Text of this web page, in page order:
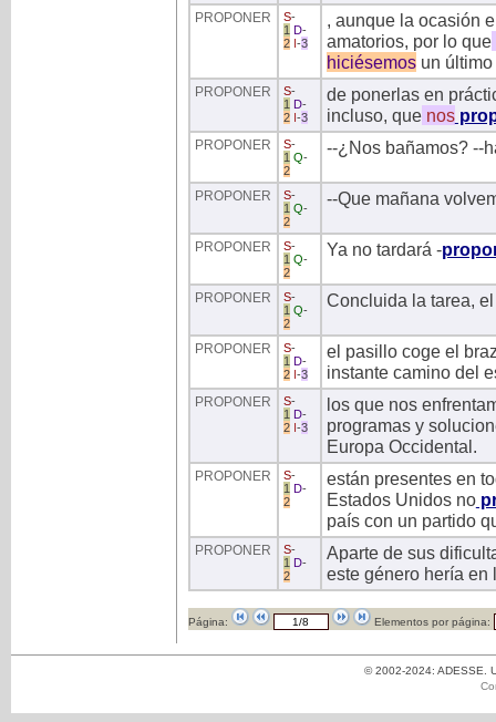
PROPONER S-
1
D-
2 -3
, aunque la ocasión
amatorios, por lo que
hiciésemosun último
PROPONER S-
1
D-
2 -3
de ponerlas en
incluso, quenos
PROPONER S-
1 Q-
2
--¿Nos bañamos? --
PROPONER S-
1 Q-
2
--Que mañana
PROPONER S-
1 Q-
2
Ya no tardará -
PROPONER S-
1 Q-
2
Concluida la tarea,
PROPONER S-
1
D-
2 -3
el pasillo coge el
instante camino del
PROPONER S-
1
D-
2 -3
los que nos
programas y
Europa Occidental.
PROPONER S-
1
D-
2
están presentes en
Estados Unidos no
país con un partido
PROPONER S-
1
D-
2
Aparte de sus
este género hería en
Página: Elementos por página:
© 2002-2024: ADESSE.